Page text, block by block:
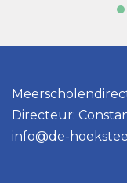
Directeur:
info@de-